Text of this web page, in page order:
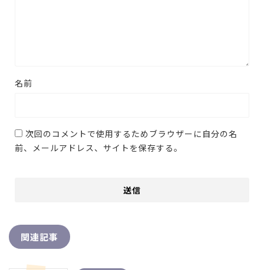
名前
次回のコメントで使用するためブラウザーに自分の名
前、メールアドレス、サイトを保存する。
関連記事